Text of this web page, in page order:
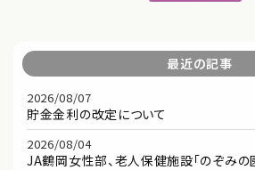
最近の記事
2026/08/07
貯金金利の改定について
2026/08/04
JA鶴岡女性部、老人保健施設「のぞみの